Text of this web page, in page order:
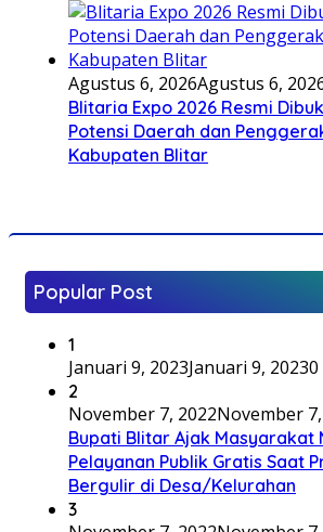
Agustus 6, 2026Agustus 6,
Blitaria Expo 2026 Resmi
Potensi Daerah dan
Kabupaten Blitar
Popular Post
1
Januari 9, 2023Januari 9, 2023
2
November 7, 2022November
Bupati Blitar Ajak Masyarakat
Pelayanan Publik Gratis Saat
Bergulir di Desa/Kelurahan
3